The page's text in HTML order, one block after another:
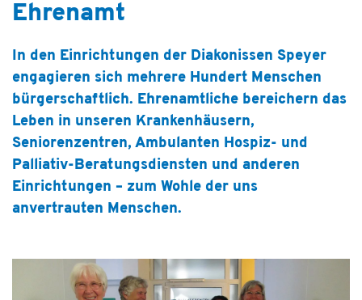
Ehrenamt
In den Einrichtungen der Diakonissen Speyer
engagieren sich mehrere Hundert Menschen
bürgerschaftlich. Ehrenamtliche bereichern das
Leben in unseren Krankenhäusern,
Seniorenzentren, Ambulanten Hospiz- und
Palliativ-Beratungsdiensten und anderen
Einrichtungen – zum Wohle der uns
anvertrauten Menschen.